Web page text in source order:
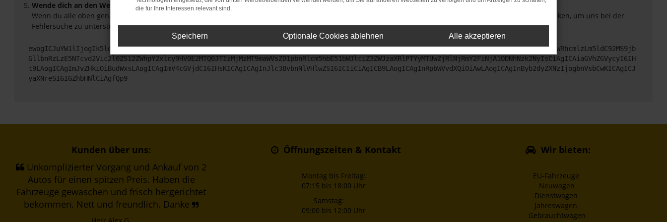
Wende dich an den Webseitenbetreiber.
Wenn du alle oben genannten Schritte versucht hast, kontaktiere uns bitte. Wir werden versuchen, das Problem zu beheben. Du kannst uns diesen Text schicken, um uns bei der
Fehlersuche zu unterstützen:
ewogICJuYW1lIjogIk5ldHdvcmtFcnJvciIsCiAgImNvbmZpZyI6IHsKICAgICJtZXRob2QiOiAiR0VUIiwKICAgICJ1cmwiOiAiaHR0cHM6Ly9hcGkueC5ha3MtcHJvZC5hdWRhcmlzLm5ldC92MS9jb
GllbnRzLzE5NTcvd2Vic2l0ZS12ZWhpY2xlcy9HV0E2MTQ0JTIzMjMzMT9maWVsZD1pbnRlcm5hbE51bWJlciZ3ZWJzaXRlPTYyMTUwZjRlNjRmY2FiNjA1ODNhNzk2NyIsCiAgICAiaGVhZGVycyI6IH
t9LAogICAgImJvZHkiOiBudWxsLAogICAgImV4cGVjdCI6IHsKICAgICAgInJlc3BvbnNlVHlwZSI6ICIiCiAgICB9LAogICAgInRpbWVvdXQiOiAwLAogICAgInByb2dyZXNzIjogbnVsbCwKICAgICJ
yaXNreSI6IGZhbHNlCiAgfQp9
Kunden über uns:
Unkomplizierter Vorgang und Ankauf von 2
Autos für einen spitzen Preis. Haben die
Fahrzeuge gewaschen und frisch hergerichtet
bekommen. Nett und freundlich. Danke
Öffnungszeiten & Kontakt
Montag bis Freitag:
07:15 bis 18:00 Uhr
Samstag:
09:00 bis 12:00 Uhr
Wir bieten:
EU-Fahrzeuge
Neuwagen
Dienstwagen
Jahreswagen
Gebrauchtwagen
die für Ihre Interessen relevant sind.
Speichern Optionale Cookies ablehnen Alle akzeptieren